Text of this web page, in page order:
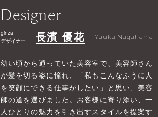
Designer
ginza
デザイナー
長濱 優花 Yuuka Nagahama
幼い頃から通っていた美容室で、美容師さん
が髪を切る姿に憧れ、「私もこんなふうに人
を笑顔にできる仕事がしたい」と思い、美容
師の道を選びました。お客様に寄り添い、一
人ひとりの魅力を引き出すスタイルを提案す